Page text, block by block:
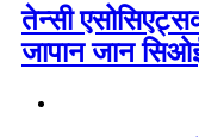
तेन्सी
जापान जान